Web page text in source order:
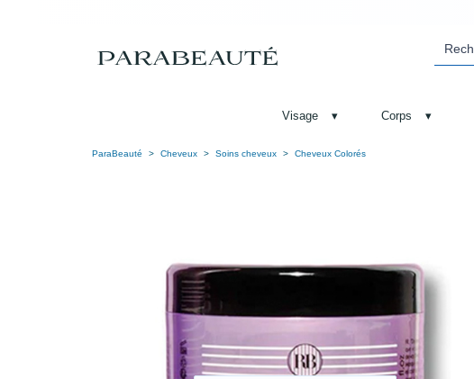
Visage ▾ Corps ▾
ParaBeauté Cheveux Soins cheveux Cheveux Colorés